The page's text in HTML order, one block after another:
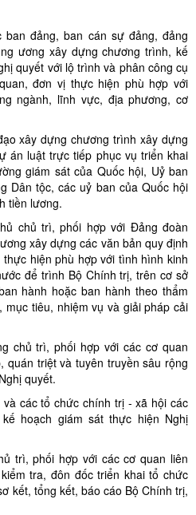
đảng, ban cán sự đảng, đảng
ương xây dựng chương trình, kế
quyết với lộ trình và phân công cụ
đơn vị thực hiện phù hợp với
ngành, lĩnh vực, địa phương, cơ
xây dựng chương trình xây dựng
án luật trực tiếp phục vụ triển khai
giám sát của Quốc hội, Uỷ ban
Dân tộc, các uỷ ban của Quốc hội
tiền lương.
chủ trì, phối hợp với Đảng đoàn
xây dựng các văn bản quy định
hiện phù hợp với tình hình kinh
để trình Bộ Chính trị, trên cơ sở
hành hoặc ban hành theo thẩm
tiêu, nhiệm vụ và giải pháp cải
chủ trì, phối hợp với các cơ quan
quán triệt và tuyên truyền sâu rộng
quyết.
các tổ chức chính trị - xã hội các
hoạch giám sát thực hiện Nghị
trì, phối hợp với các cơ quan liên
tra, đôn đốc triển khai tổ chức
kết, tổng kết, báo cáo Bộ Chính trị,